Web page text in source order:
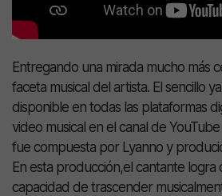
Entregando una mirada mucho más
faceta musical del artista. El sencillo
disponible en todas las plataformas
video musical en el canal de YouTube
fue compuesta por Lyanno y
En esta producción,el cantante logra
capacidad de trascender